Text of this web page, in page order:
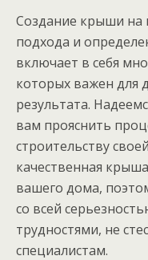
Создание крыши на
подхода и
включает в себя
которых важен для
результата.
вам прояснить
строительству
качественная
вашего дома,
со всей
трудностями, не
специалистам.